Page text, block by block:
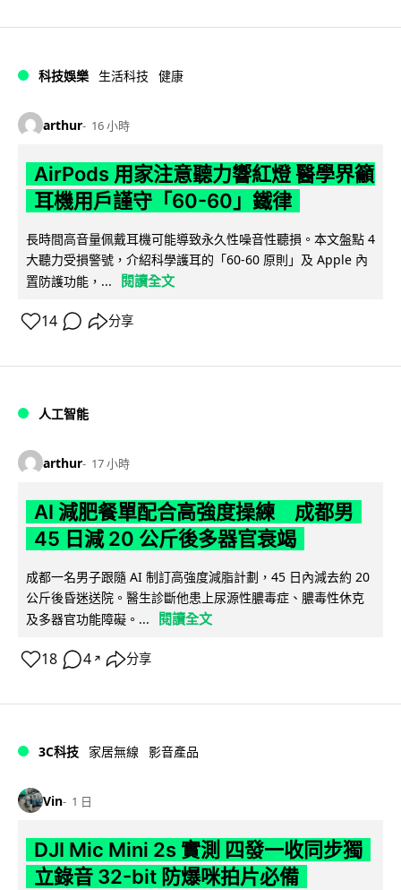
科技娛樂 生活科技 健康
arthur 16 小時
AirPods 用家注意聽力響紅燈 醫學界籲
耳機用戶謹守「60-60」鐵律
長時間高音量佩戴耳機可能導致永久性噪音性聽損。本文盤點 4
大聽力受損警號，介紹科學護耳的「60-60 原則」及 Apple 內
置防護功能，...
閱讀全文
14 分享
人工智能
arthur 17 小時
AI 減肥餐單配合高強度操練 成都男
45 日減 20 公斤後多器官衰竭
成都一名男子跟隨 AI 制訂高強度減脂計劃，45 日內減去約 20
公斤後昏迷送院。醫生診斷他患上尿源性膿毒症、膿毒性休克
及多器官功能障礙。...
閱讀全文
18 4 ↗ 分享
3C科技 家居無線 影音產品
Vin 1 日
DJI Mic Mini 2s 實測 四發一收同步獨
立錄音 32-bit 防爆咪拍片必備